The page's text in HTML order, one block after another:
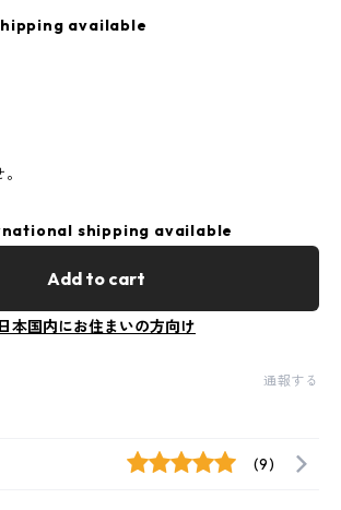
available
shipping available
Add to cart
日本国内にお住まいの方向け
通報する
(9)